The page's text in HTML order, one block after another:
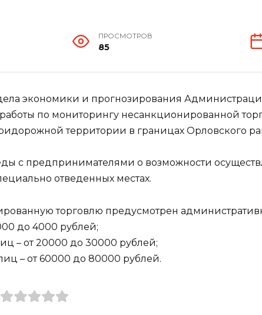
ПРОСМОТРОВ
85
экономики и прогнозирования
по мониторингу несанкционированной
территории в границах Орловского
с предпринимателями о возможности
отведенных местах.
торговлю предусмотрен
до 4000 рублей;
– от 20000 до 30000 рублей;
– от 60000 до 80000 рублей.